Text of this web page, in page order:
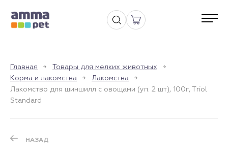
Главная
Товары для мелких животных
Корма и лакомства
Лакомства
Лакомство для шиншилл с овощами (уп. 2 шт), 100г, Тriol
Standard
НАЗАД